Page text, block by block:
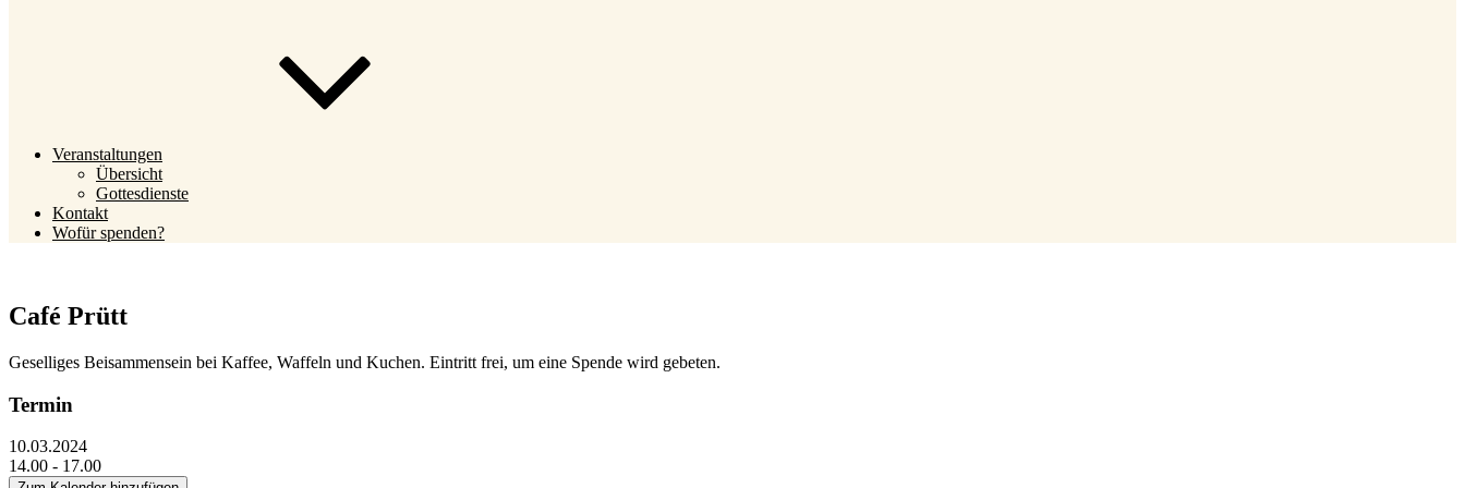
Veranstaltungen
Übersicht
Gottesdienste
Kontakt
Wofür spenden?
Café Prütt
Geselliges Beisammensein bei Kaffee, Waffeln und Kuchen. Eintritt frei, um eine Spende wird gebeten.
Termin
10.03.2024
14.00 - 17.00